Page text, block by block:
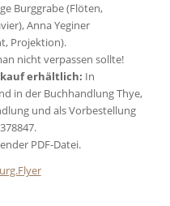
Burggrabe (Flöten,
Anna Yeginer
Projektion).
nicht verpassen sollte!
erhältlich: In
in der Buchhandlung Thye,
und als Vorbestellung
PDF-Datei.